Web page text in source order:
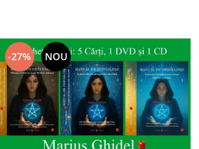
-27% NOU